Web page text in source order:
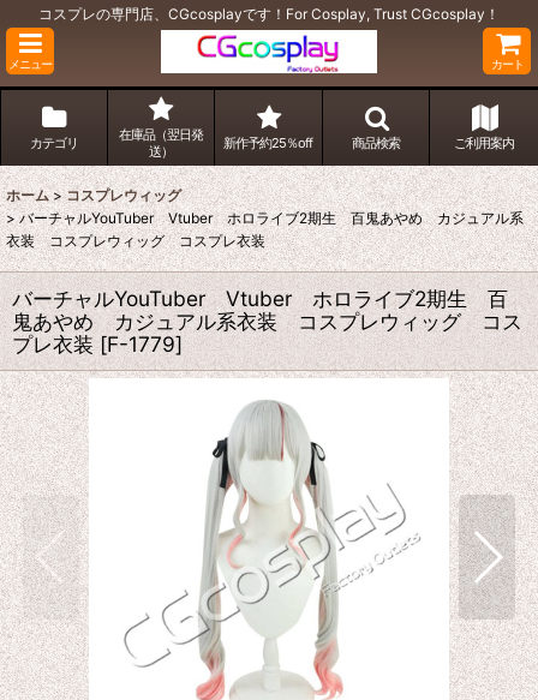
コスプレの専門店、CGcosplayです！For Cosplay, Trust CGcosplay！
メニュー カート
カテゴリ
在庫品（翌日発
送）
新作予約25％off 商品検索 ご利用案内
ホーム > コスプレウィッグ
> バーチャルYouTuber Vtuber ホロライブ2期生 百鬼あやめ カジュアル系
衣装 コスプレウィッグ コスプレ衣装
バーチャルYouTuber Vtuber ホロライブ2期生 百
鬼あやめ カジュアル系衣装 コスプレウィッグ コス
プレ衣装 [F-1779]